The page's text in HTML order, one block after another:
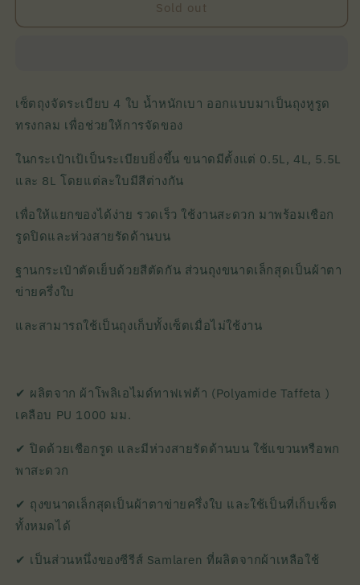
Pack
Samlaren
Pack
Sold out
เซ็ตถุงจัดระเบียบ 4 ใบ น้ำหนักเบา ออกแบบมาเป็นถุงหูรูด
ทรงกลม เพื่อช่วยให้การจัดของ
ในกระเป๋าเป้เป็นระเบียบยิ่งขึ้น ขนาดมีตั้งแต่ 0.5L, 4L, 5.5L
และ 8L โดยแต่ละใบมีสีต่างกัน
เพื่อให้แยกของได้ง่าย รวดเร็ว ใช้งานสะดวก มาพร้อมเชือก
รูดปิดและห่วงสายรัดด้านบน
ฐานกระเป๋าตัดเย็บด้วยสีตัดกัน ส่วนถุงขนาดเล็กสุดเป็นผ้าตา
ข่ายครึ่งใบ
และสามารถใช้เป็นถุงเก็บทั้งเซ็ตเมื่อไม่ใช้งาน
✔ ผลิตจาก ผ้าโพลิเอไมด์ทาฟเฟต้า (Polyamide Taffeta )
เคลือบ PU 1000 มม.
✔ ปิดด้วยเชือกรูด และมีห่วงสายรัดด้านบน ใช้แขวนหรือพก
พาสะดวก
✔ ถุงขนาดเล็กสุดเป็นผ้าตาข่ายครึ่งใบ และใช้เป็นที่เก็บเซ็ต
ทั้งหมดได้
✔ เป็นส่วนหนึ่งของซีรีส์ Samlaren ที่ผลิตจากผ้าเหลือใช้